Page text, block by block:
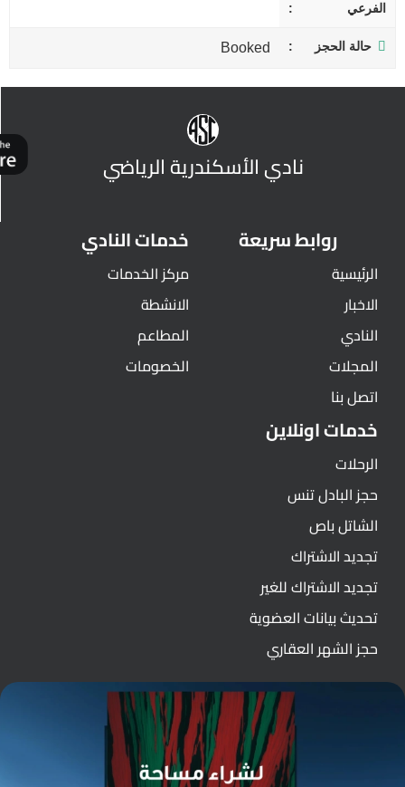
الفرعي
حالة الحجز Booked
نادي الأسكندرية الرياضي
روابط سريعة
الرئيسية
الاخبار
النادي
المجلات
اتصل بنا
خدمات النادي
مركز الخدمات
الانشطة
المطاعم
الخصومات
خدمات اونلاين
الرحلات
حجز البادل تنس
الشاتل باص
تجديد الاشتراك
تجديد الاشتراك للغير
تحديث بيانات العضوية
حجز الشهر العقاري